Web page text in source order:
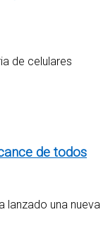
de celulares
de todos
lanzado una nueva